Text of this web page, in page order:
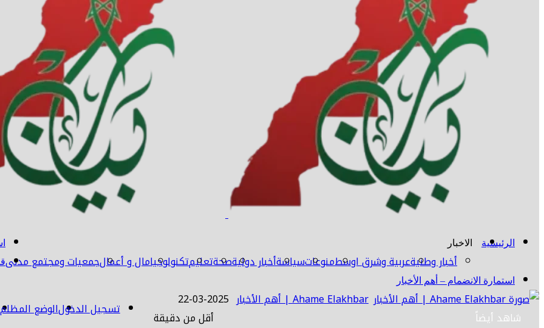
الرئيسية الاخبار
أخبار وطنيةعربية وشرق اوسطمنوعاتسياسةأخبار دوليةصحةتعليمتكنولوجيامال و أعمالجمعيات ومجتمع مدنى
استمارة الانضمام – أهم الأخبار
الوضع المظلمتسجيل الدخول
Ahame Elakhbar | أهم الأخبار
2025-03-22
أقل من دقيقة
شاهد أيضاً